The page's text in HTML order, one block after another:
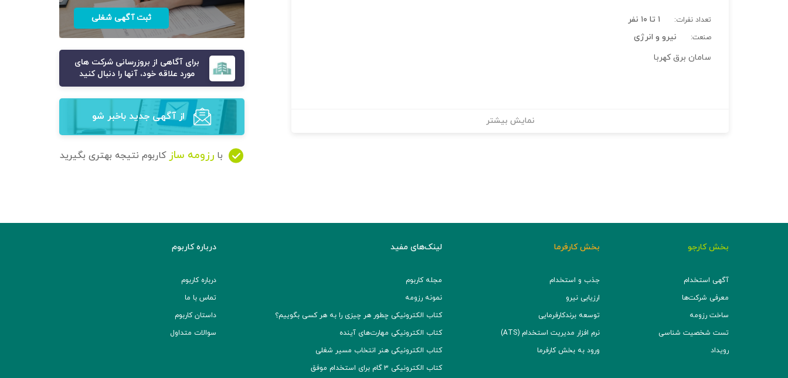
تعداد نفرات: ۱ تا ۱۰ نفر
صنعت:
نیرو و انرژی
سامان برق کهربا
نمایش بیشتر
ثبت آگهی شغلی
برای آگاهی از بروزرسانی شرکت های
مورد علاقه خود، آنها را دنبال کنید
از آگهی‌ جدید باخبر شو
با رزومه ساز کاربوم نتیجه بهتری بگیرید
بخش کارجو
آگهی استخدام
معرفی شرکت‌ها
ساخت رزومه
تست شخصیت شناسی
رویداد
بخش کارفرما
جذب و استخدام
ارزیابی نیرو
توسعه برند‌کارفرمایی
نرم افزار مدیریت استخدام (ATS)
ورود به بخش کارفرما
لینک‌های مفید
مجله کاربوم
نمونه رزومه
کتاب الکترونیکی چطور هر چیزی را به هر کسی بگوییم؟
کتاب الکترونیکی مهارت‌های آینده
کتاب الکترونیکی هنر انتخاب مسیر شغلی
کتاب الکترونیکی ۳ گام برای استخدام موفق
درباره کاربوم
درباره کاربوم
تماس با ما
داستان کاربوم
سوالات متداول